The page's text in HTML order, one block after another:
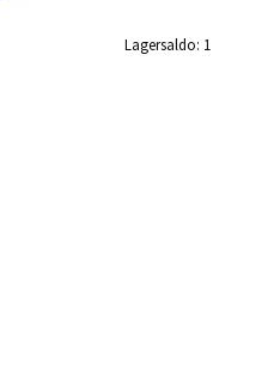
Lagersaldo: 1